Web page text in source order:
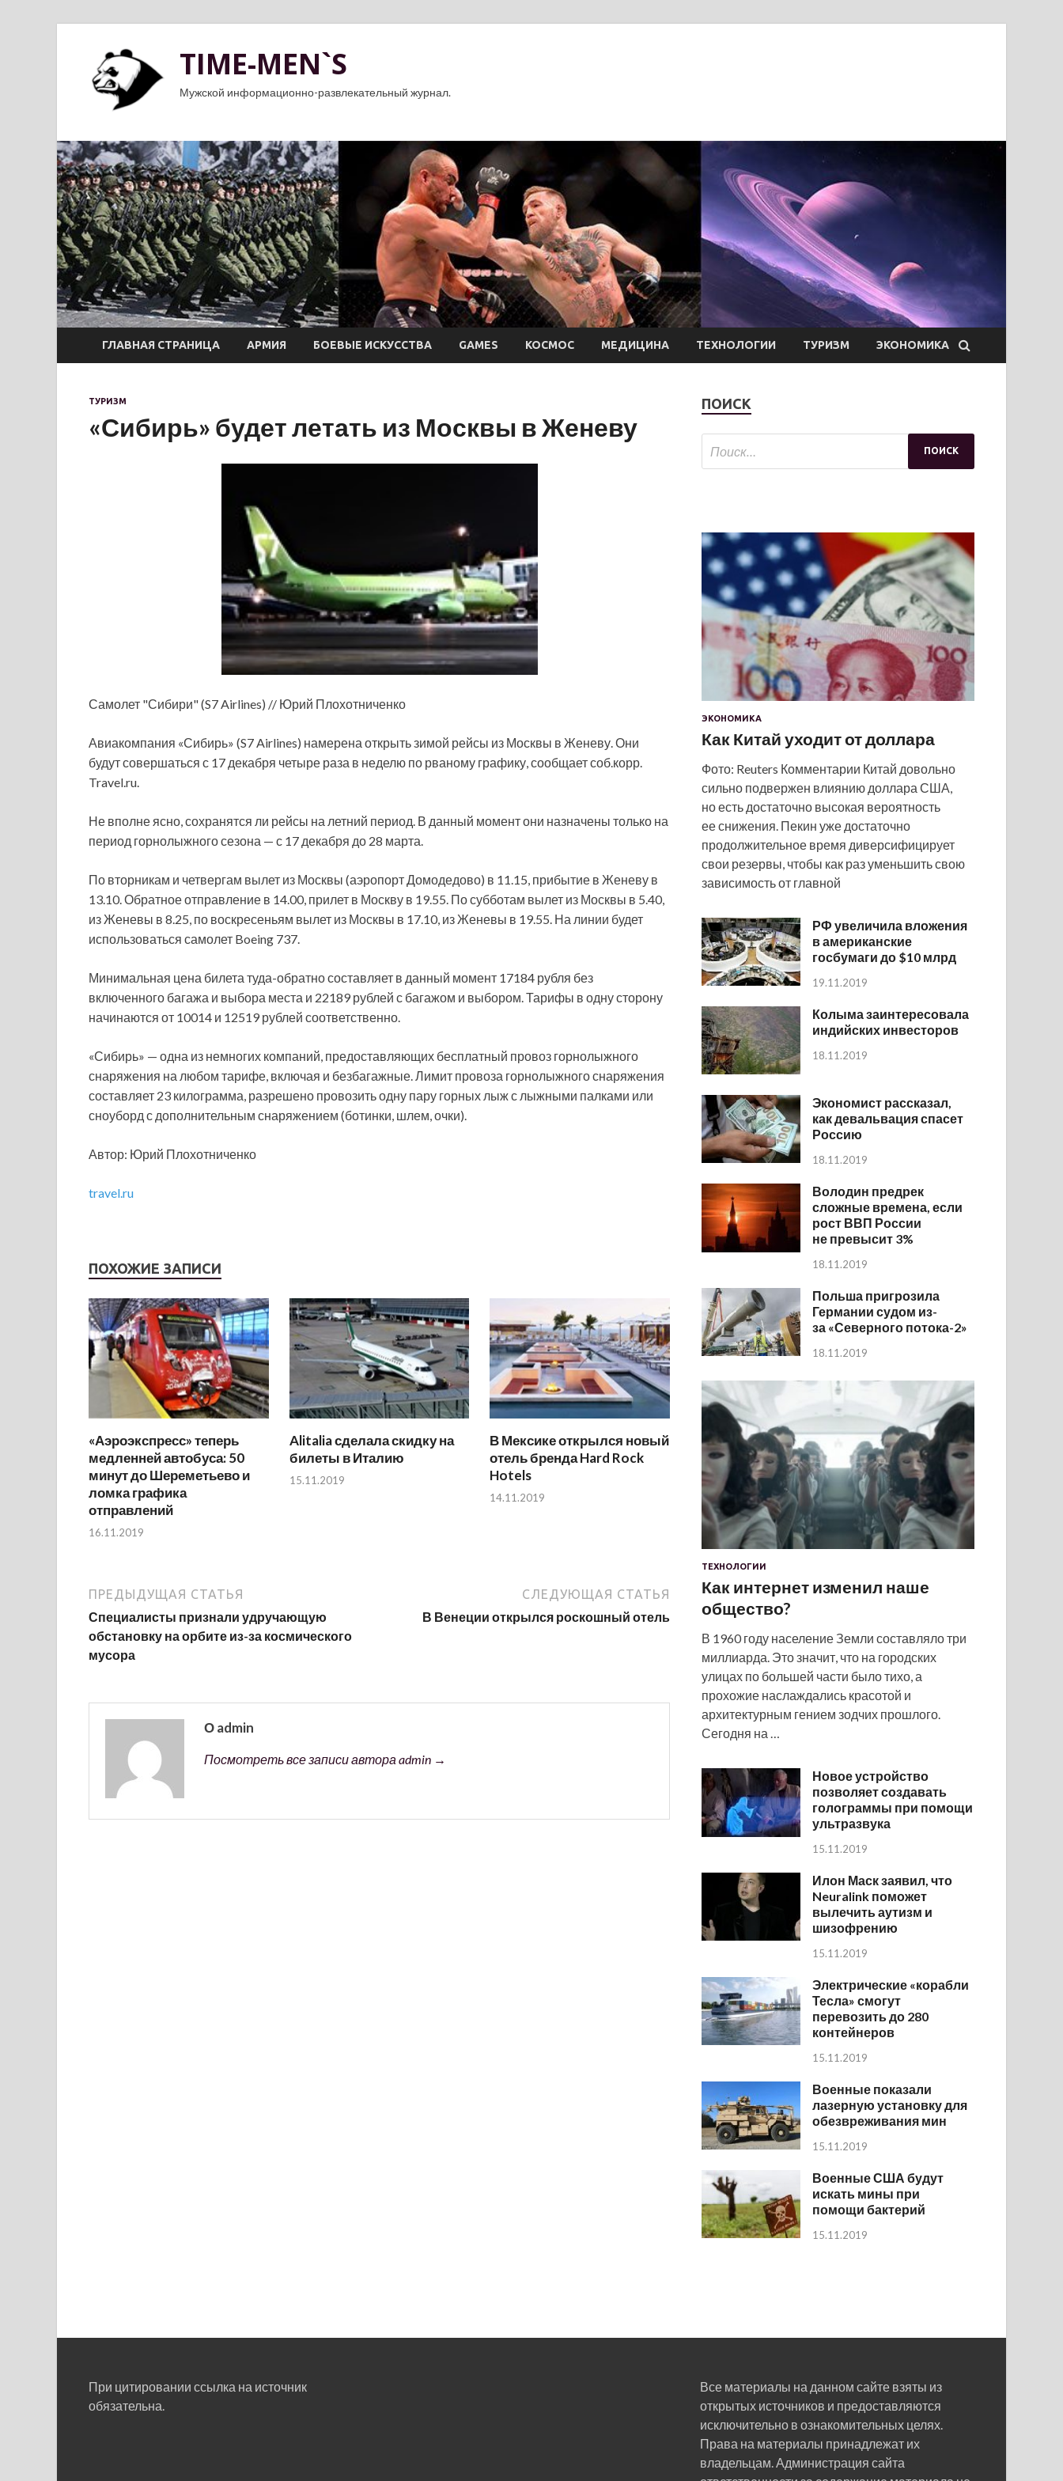
TIME-MEN`S
Мужской информационно-развлекательный журнал.
ГЛАВНАЯ СТРАНИЦА АРМИЯ БОЕВЫЕ ИСКУССТВА GAMES КОСМОС МЕДИЦИНА ТЕХНОЛОГИИ ТУРИЗМ ЭКОНОМИКА
ТУРИЗМ
«Сибирь» будет летать из Москвы в Женеву
Самолет "Сибири" (S7 Airlines) // Юрий Плохотниченко
Авиакомпания «Сибирь» (S7 Airlines) намерена открыть зимой рейсы из Москвы в Женеву. Они
будут совершаться с 17 декабря четыре раза в неделю по рваному графику, сообщает соб.корр.
Travel.ru.
Не вполне ясно, сохранятся ли рейсы на летний период. В данный момент они назначены только на
период горнолыжного сезона — с 17 декабря до 28 марта.
По вторникам и четвергам вылет из Москвы (аэропорт Домодедово) в 11.15, прибытие в Женеву в
13.10. Обратное отправление в 14.00, прилет в Москву в 19.55. По субботам вылет из Москвы в 5.40,
из Женевы в 8.25, по воскресеньям вылет из Москвы в 17.10, из Женевы в 19.55. На линии будет
использоваться самолет Boeing 737.
Минимальная цена билета туда-обратно составляет в данный момент 17184 рубля без
включенного багажа и выбора места и 22189 рублей с багажом и выбором. Тарифы в одну сторону
начинаются от 10014 и 12519 рублей соответственно.
«Сибирь» — одна из немногих компаний, предоставляющих бесплатный провоз горнолыжного
снаряжения на любом тарифе, включая и безбагажные. Лимит провоза горнолыжного снаряжения
составляет 23 килограмма, разрешено провозить одну пару горных лыж с лыжными палками или
сноуборд с дополнительным снаряжением (ботинки, шлем, очки).
Автор: Юрий Плохотниченко
travel.ru
ПОХОЖИЕ ЗАПИСИ
«Аэроэкспресс» теперь
медленней автобуса: 50
минут до Шереметьево и
ломка графика
отправлений
16.11.2019
Alitalia сделала скидку на
билеты в Италию
15.11.2019
В Мексике открылся новый
отель бренда Hard Rock
Hotels
14.11.2019
ПРЕДЫДУЩАЯ СТАТЬЯ
Специалисты признали удручающую
обстановку на орбите из-за космического
мусора
СЛЕДУЮЩАЯ СТАТЬЯ
В Венеции открылся роскошный отель
О admin
Посмотреть все записи автора admin →
ПОИСК
ЭКОНОМИКА
Как Китай уходит от доллара
Фото: Reuters Комментарии Китай довольно
сильно подвержен влиянию доллара США,
но есть достаточно высокая вероятность
ее снижения. Пекин уже достаточно
продолжительное время диверсифицирует
свои резервы, чтобы как раз уменьшить свою
зависимость от главной
РФ увеличила вложения
в американские
госбумаги до $10 млрд
19.11.2019
Колыма заинтересовала
индийских инвесторов
18.11.2019
Экономист рассказал,
как девальвация спасет
Россию
18.11.2019
Володин предрек
сложные времена, если
рост ВВП России
не превысит 3%
18.11.2019
Польша пригрозила
Германии судом из-
за «Северного потока-2»
18.11.2019
ТЕХНОЛОГИИ
Как интернет изменил наше
общество?
В 1960 году население Земли составляло три
миллиарда. Это значит, что на городских
улицах по большей части было тихо, а
прохожие наслаждались красотой и
архитектурным гением зодчих прошлого.
Сегодня на …
Новое устройство
позволяет создавать
голограммы при помощи
ультразвука
15.11.2019
Илон Маск заявил, что
Neuralink поможет
вылечить аутизм и
шизофрению
15.11.2019
Электрические «корабли
Тесла» смогут
перевозить до 280
контейнеров
15.11.2019
Военные показали
лазерную установку для
обезвреживания мин
15.11.2019
Военные США будут
искать мины при
помощи бактерий
15.11.2019
При цитировании ссылка на источник
обязательна.
Все материалы на данном сайте взяты из
открытых источников и предоставляются
исключительно в ознакомительных целях.
Права на материалы принадлежат их
владельцам. Администрация сайта